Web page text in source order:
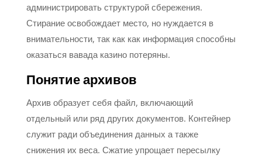
администрировать структурой сбережения.
Стирание освобождает место, но нуждается в
внимательности, так как как информация способны
оказаться вавада казино потеряны.
Понятие архивов
Архив образует себя файл, включающий
отдельный или ряд других документов. Контейнер
служит ради объединения данных а также
снижения их веса. Сжатие упрощает пересылку